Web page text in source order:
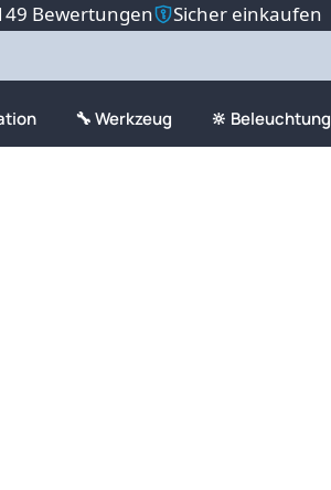
Bewertungen Sicher einkaufen
🔧 Werkzeug 🔆 Beleuchtung